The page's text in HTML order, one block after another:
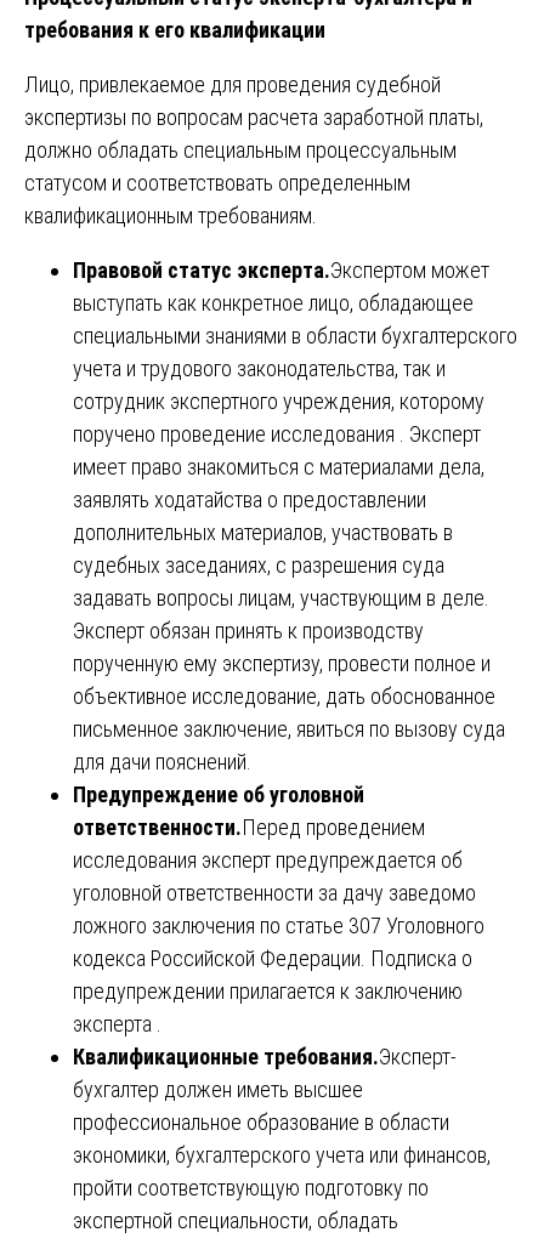
требования к его квалификации
Лицо, привлекаемое для проведения судебной
экспертизы по вопросам расчета заработной платы,
должно обладать специальным процессуальным
статусом и соответствовать определенным
квалификационным требованиям.
Правовой статус эксперта.Экспертом может
выступать как конкретное лицо, обладающее
специальными знаниями в области бухгалтерского
учета и трудового законодательства, так и
сотрудник экспертного учреждения, которому
поручено проведение исследования . Эксперт
имеет право знакомиться с материалами дела,
заявлять ходатайства о предоставлении
дополнительных материалов, участвовать в
судебных заседаниях, с разрешения суда
задавать вопросы лицам, участвующим в деле.
Эксперт обязан принять к производству
порученную ему экспертизу, провести полное и
объективное исследование, дать обоснованное
письменное заключение, явиться по вызову суда
для дачи пояснений.
Предупреждение об уголовной
ответственности.Перед проведением
исследования эксперт предупреждается об
уголовной ответственности за дачу заведомо
ложного заключения по статье 307 Уголовного
кодекса Российской Федерации. Подписка о
предупреждении прилагается к заключению
эксперта .
Квалификационные требования.Эксперт-
бухгалтер должен иметь высшее
профессиональное образование в области
экономики, бухгалтерского учета или финансов,
пройти соответствующую подготовку по
экспертной специальности, обладать